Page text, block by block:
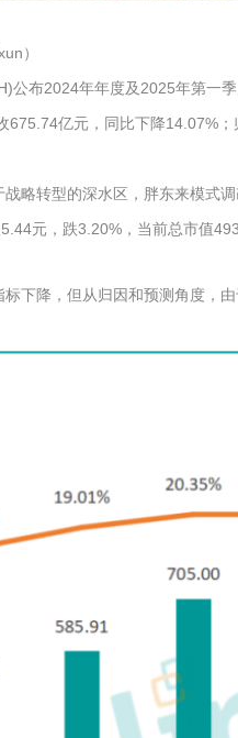
）
公布2024年年度及2025年第一
675.74亿元，同比下降14.07%
略转型的深水区，胖东来模式
元，跌3.20%，当前总市值
下降，但从归因和预测角度，